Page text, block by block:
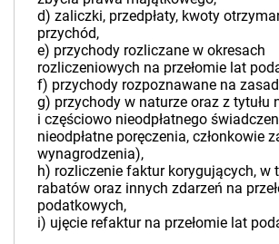
d) zaliczki, przedpłaty, kwoty
przychód,
e) przychody rozliczane w okresach
rozliczeniowych na przełomie lat
f) przychody rozpoznawane na
g) przychody w naturze oraz z tytułu
i częściowo nieodpłatnego
nieodpłatne poręczenia, członkowie
wynagrodzenia),
h) rozliczenie faktur korygujących, w
rabatów oraz innych zdarzeń na
podatkowych,
i) ujęcie refaktur na przełomie lat